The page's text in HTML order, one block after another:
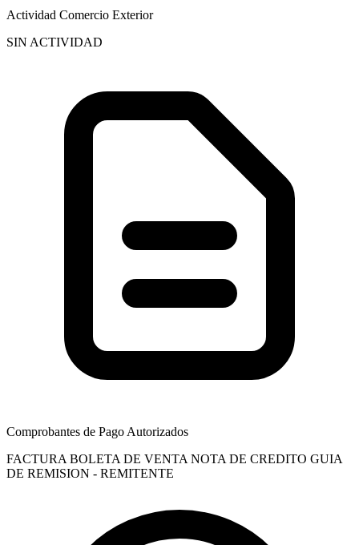
Actividad Comercio Exterior
SIN ACTIVIDAD
Comprobantes de Pago Autorizados
FACTURA BOLETA DE VENTA NOTA DE CREDITO GUIA
DE REMISION - REMITENTE